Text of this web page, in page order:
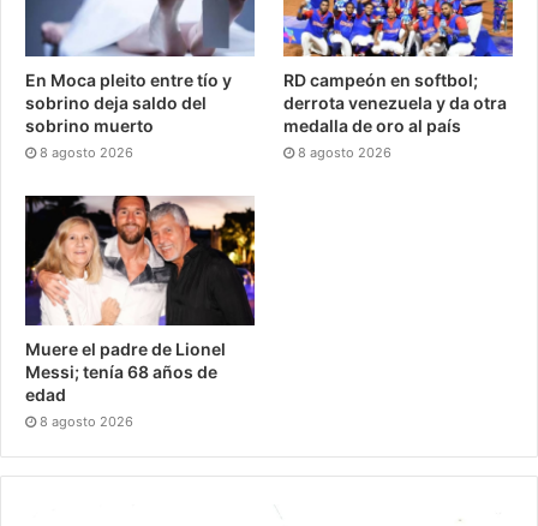
En Moca pleito entre tío y
sobrino deja saldo del
sobrino muerto
8 agosto 2026
RD campeón en softbol;
derrota venezuela y da otra
medalla de oro al país
8 agosto 2026
Muere el padre de Lionel
Messi; tenía 68 años de
edad
8 agosto 2026